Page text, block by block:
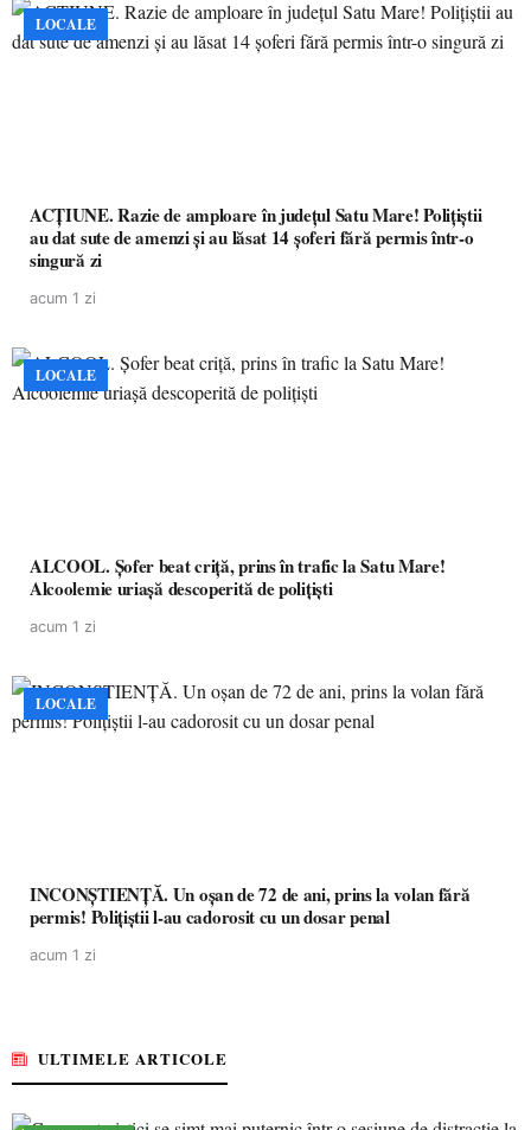
LOCALE
ACȚIUNE. Razie de amploare în județul Satu Mare! Polițiștii
au dat sute de amenzi și au lăsat 14 șoferi fără permis într-o
singură zi
acum 1 zi
LOCALE
ALCOOL. Șofer beat criță, prins în trafic la Satu Mare!
Alcoolemie uriașă descoperită de polițiști
acum 1 zi
LOCALE
INCONȘTIENȚĂ. Un oșan de 72 de ani, prins la volan fără
permis! Polițiștii l-au cadorosit cu un dosar penal
acum 1 zi
ULTIMELE ARTICOLE